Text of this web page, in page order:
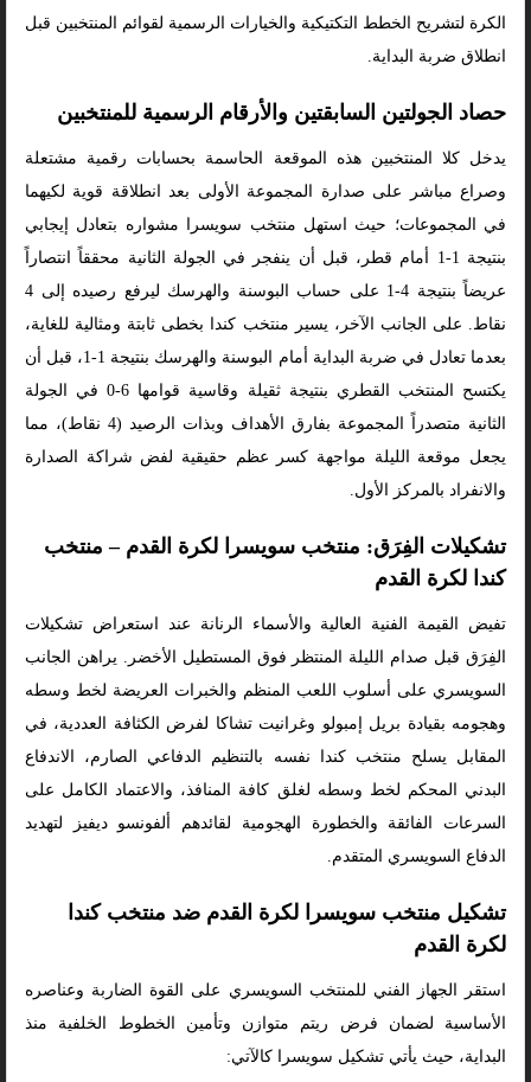
الكرة لتشريح الخطط التكتيكية والخيارات الرسمية لقوائم المنتخبين قبل
انطلاق ضربة البداية.
حصاد الجولتين السابقتين والأرقام الرسمية للمنتخبين
يدخل كلا المنتخبين هذه الموقعة الحاسمة بحسابات رقمية مشتعلة
وصراع مباشر على صدارة المجموعة الأولى بعد انطلاقة قوية لكيهما
في المجموعات؛ حيث استهل منتخب سويسرا مشواره بتعادل إيجابي
بنتيجة 1-1 أمام قطر، قبل أن ينفجر في الجولة الثانية محققاً انتصاراً
عريضاً بنتيجة 4-1 على حساب البوسنة والهرسك ليرفع رصيده إلى 4
نقاط. على الجانب الآخر، يسير منتخب كندا بخطى ثابتة ومثالية للغاية،
بعدما تعادل في ضربة البداية أمام البوسنة والهرسك بنتيجة 1-1، قبل أن
يكتسح المنتخب القطري بنتيجة ثقيلة وقاسية قوامها 6-0 في الجولة
الثانية متصدراً المجموعة بفارق الأهداف وبذات الرصيد (4 نقاط)، مما
يجعل موقعة الليلة مواجهة كسر عظم حقيقية لفض شراكة الصدارة
والانفراد بالمركز الأول.
تشكيلات الفِرَق: منتخب سويسرا لكرة القدم – منتخب
كندا لكرة القدم
تفيض القيمة الفنية العالية والأسماء الرنانة عند استعراض تشكيلات
الفِرَق قبل صدام الليلة المنتظر فوق المستطيل الأخضر. يراهن الجانب
السويسري على أسلوب اللعب المنظم والخبرات العريضة لخط وسطه
وهجومه بقيادة بريل إمبولو وغرانيت تشاكا لفرض الكثافة العددية، في
المقابل يسلح منتخب كندا نفسه بالتنظيم الدفاعي الصارم، الاندفاع
البدني المحكم لخط وسطه لغلق كافة المنافذ، والاعتماد الكامل على
السرعات الفائقة والخطورة الهجومية لقائدهم ألفونسو ديفيز لتهديد
الدفاع السويسري المتقدم.
تشكيل منتخب سويسرا لكرة القدم ضد منتخب كندا
لكرة القدم
استقر الجهاز الفني للمنتخب السويسري على القوة الضاربة وعناصره
الأساسية لضمان فرض ريتم متوازن وتأمين الخطوط الخلفية منذ
البداية، حيث يأتي تشكيل سويسرا كالآتي: